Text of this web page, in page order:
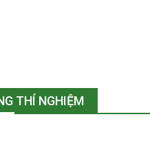
THÍ NGHIỆM